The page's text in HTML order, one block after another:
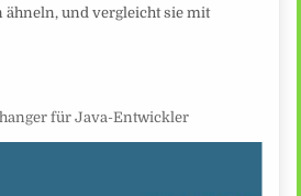
ähneln, und vergleicht sie mit
für Java-Entwickler